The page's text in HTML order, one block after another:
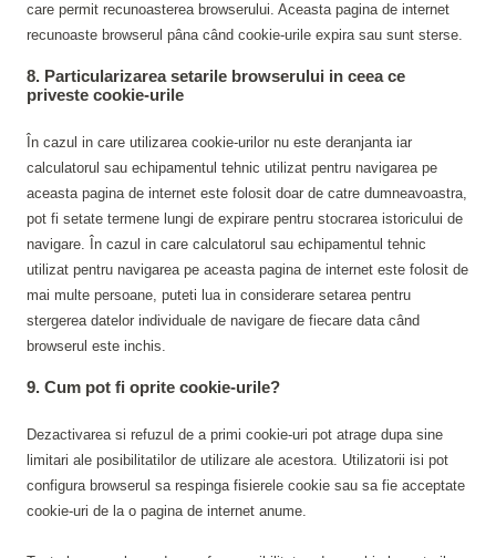
care permit recunoasterea browserului. Aceasta pagina de internet
recunoaste browserul pâna când cookie-urile expira sau sunt sterse.
8. Particularizarea setarile browserului in ceea ce
priveste cookie-urile
În cazul in care utilizarea cookie-urilor nu este deranjanta iar
calculatorul sau echipamentul tehnic utilizat pentru navigarea pe
aceasta pagina de internet este folosit doar de catre dumneavoastra,
pot fi setate termene lungi de expirare pentru stocrarea istoricului de
navigare. În cazul in care calculatorul sau echipamentul tehnic
utilizat pentru navigarea pe aceasta pagina de internet este folosit de
mai multe persoane, puteti lua in considerare setarea pentru
stergerea datelor individuale de navigare de fiecare data când
browserul este inchis.
9. Cum pot fi oprite cookie-urile?
Dezactivarea si refuzul de a primi cookie-uri pot atrage dupa sine
limitari ale posibilitatilor de utilizare ale acestora. Utilizatorii isi pot
configura browserul sa respinga fisierele cookie sau sa fie acceptate
cookie-uri de la o pagina de internet anume.